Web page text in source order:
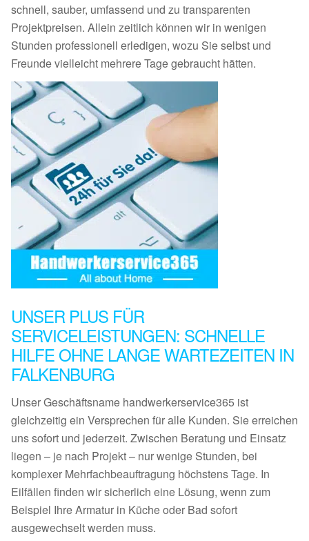
schnell, sauber, umfassend und zu transparenten
Projektpreisen. Allein zeitlich können wir in wenigen
Stunden professionell erledigen, wozu Sie selbst und
Freunde vielleicht mehrere Tage gebraucht hätten.
UNSER PLUS FÜR
SERVICELEISTUNGEN: SCHNELLE
HILFE OHNE LANGE WARTEZEITEN IN
FALKENBURG
Unser Geschäftsname handwerkerservice365 ist
gleichzeitig ein Versprechen für alle Kunden. Sie erreichen
uns sofort und jederzeit. Zwischen Beratung und Einsatz
liegen – je nach Projekt – nur wenige Stunden, bei
komplexer Mehrfachbeauftragung höchstens Tage. In
Eilfällen finden wir sicherlich eine Lösung, wenn zum
Beispiel Ihre Armatur in Küche oder Bad sofort
ausgewechselt werden muss.